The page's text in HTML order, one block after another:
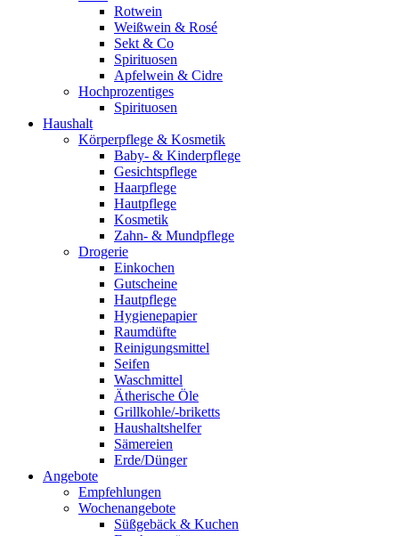
Rotwein
Weißwein & Rosé
Sekt & Co
Spirituosen
Apfelwein & Cidre
Hochprozentiges
Spirituosen
Haushalt
Körperpflege & Kosmetik
Baby- & Kinderpflege
Gesichtspflege
Haarpflege
Hautpflege
Kosmetik
Zahn- & Mundpflege
Drogerie
Einkochen
Gutscheine
Hautpflege
Hygienepapier
Raumdüfte
Reinigungsmittel
Seifen
Waschmittel
Ätherische Öle
Grillkohle/-briketts
Haushaltshelfer
Sämereien
Erde/Dünger
Angebote
Empfehlungen
Wochenangebote
Süßgebäck & Kuchen